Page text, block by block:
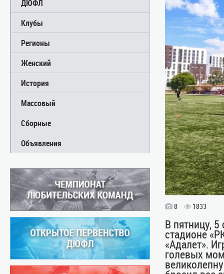
ДЮФЛ
Клубы
Регионы
Женский
История
Массовый
Сборные
Объявления
8 1833
В пятницу,
стадионе
«Адалет».
голевых